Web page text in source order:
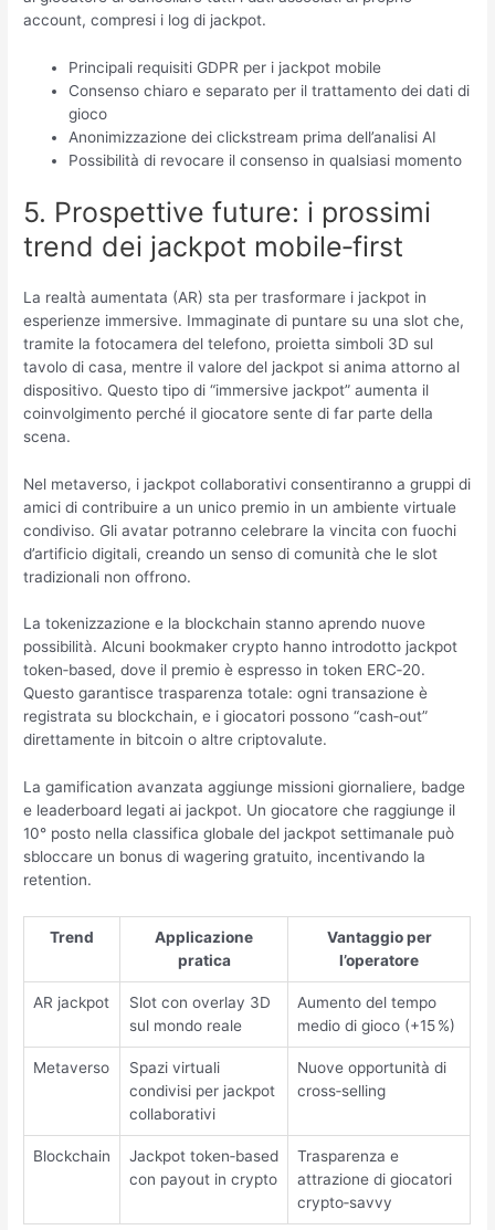
account, compresi i log di jackpot.
Principali requisiti GDPR per i jackpot mobile
Consenso chiaro e separato per il trattamento dei dati di
gioco
Anonimizzazione dei clickstream prima dell’analisi AI
Possibilità di revocare il consenso in qualsiasi momento
5. Prospettive future: i prossimi
trend dei jackpot mobile‑first
La realtà aumentata (AR) sta per trasformare i jackpot in
esperienze immersive. Immaginate di puntare su una slot che,
tramite la fotocamera del telefono, proietta simboli 3D sul
tavolo di casa, mentre il valore del jackpot si anima attorno al
dispositivo. Questo tipo di “immersive jackpot” aumenta il
coinvolgimento perché il giocatore sente di far parte della
scena.
Nel metaverso, i jackpot collaborativi consentiranno a gruppi di
amici di contribuire a un unico premio in un ambiente virtuale
condiviso. Gli avatar potranno celebrare la vincita con fuochi
d’artificio digitali, creando un senso di comunità che le slot
tradizionali non offrono.
La tokenizzazione e la blockchain stanno aprendo nuove
possibilità. Alcuni bookmaker crypto hanno introdotto jackpot
token‑based, dove il premio è espresso in token ERC‑20.
Questo garantisce trasparenza totale: ogni transazione è
registrata su blockchain, e i giocatori possono “cash‑out”
direttamente in bitcoin o altre criptovalute.
La gamification avanzata aggiunge missioni giornaliere, badge
e leaderboard legati ai jackpot. Un giocatore che raggiunge il
10° posto nella classifica globale del jackpot settimanale può
sbloccare un bonus di wagering gratuito, incentivando la
retention.
Trend
Applicazione
pratica
Vantaggio per
l’operatore
AR jackpot
Slot con overlay 3D
sul mondo reale
Aumento del tempo
medio di gioco (+15 %)
Metaverso
Spazi virtuali
condivisi per jackpot
collaborativi
Nuove opportunità di
cross‑selling
Blockchain
Jackpot token‑based
con payout in crypto
Trasparenza e
attrazione di giocatori
crypto‑savvy